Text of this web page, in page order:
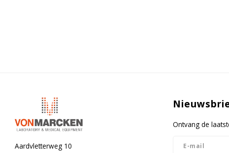
Aardvletterweg 10
Ontvang de